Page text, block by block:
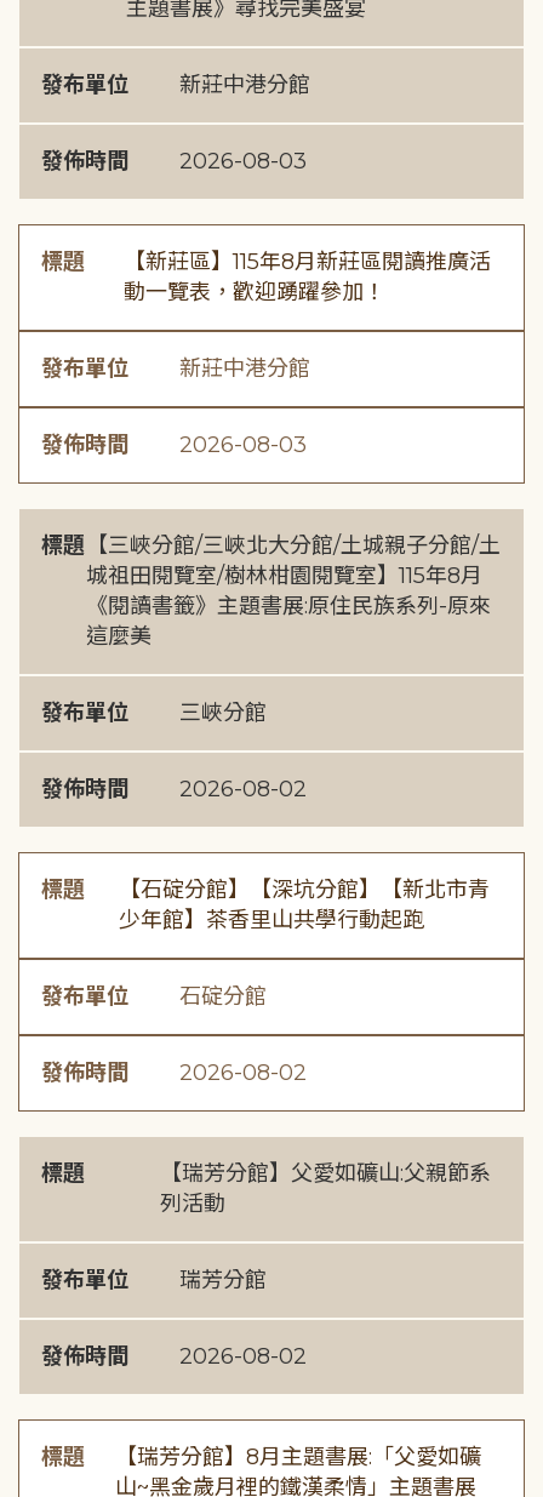
主題書展》尋找完美盛宴
發布單位 新莊中港分館
發佈時間 2026-08-03
標題
【新莊區】115年8月新莊區閱讀推廣活
動一覽表，歡迎踴躍參加！
發布單位 新莊中港分館
發佈時間 2026-08-03
標題 【三峽分館/三峽北大分館/土城親子分館/土
城祖田閱覽室/樹林柑園閱覽室】115年8月
《閱讀書籤》主題書展:原住民族系列-原來
這麼美
發布單位 三峽分館
發佈時間 2026-08-02
標題
【石碇分館】【深坑分館】【新北市青
少年館】茶香里山共學行動起跑
發布單位 石碇分館
發佈時間 2026-08-02
標題
【瑞芳分館】父愛如礦山:父親節系
列活動
發布單位 瑞芳分館
發佈時間 2026-08-02
標題
【瑞芳分館】8月主題書展:「父愛如礦
山~黑金歲月裡的鐵漢柔情」主題書展